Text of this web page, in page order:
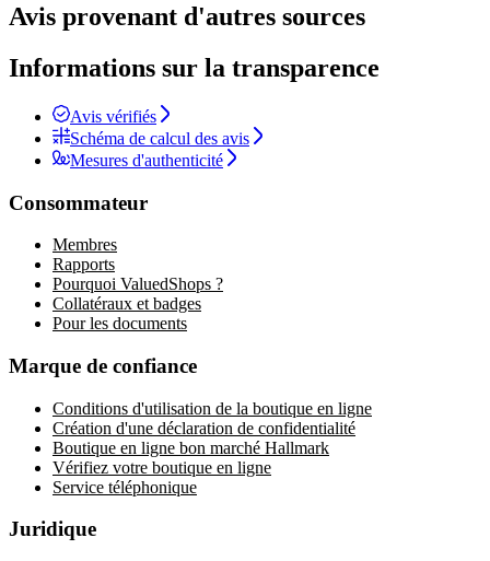
Avis provenant d'autres sources
Informations sur la transparence
Avis vérifiés
Schéma de calcul des avis
Mesures d'authenticité
Consommateur
Membres
Rapports
Pourquoi ValuedShops ?
Collatéraux et badges
Pour les documents
Marque de confiance
Conditions d'utilisation de la boutique en ligne
Création d'une déclaration de confidentialité
Boutique en ligne bon marché Hallmark
Vérifiez votre boutique en ligne
Service téléphonique
Juridique